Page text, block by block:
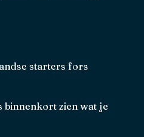
starters fors
binnenkort zien wat je